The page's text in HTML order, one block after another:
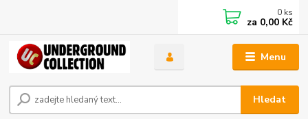
Menu
Hledat
0 ks
za 0,00 Kč